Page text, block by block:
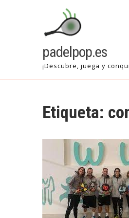
padelpop.es
¡Descubre, juega y
Etiqueta: